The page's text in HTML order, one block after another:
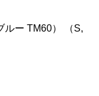
ルー TM60） （S,